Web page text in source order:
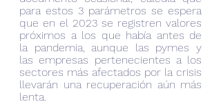
para estos 3 parámetros se espera
que en el 2023 se registren valores
próximos a los que había antes de
la pandemia, aunque las pymes y
las empresas pertenecientes a los
sectores más afectados por la crisis
llevarán una recuperación aún más
lenta.